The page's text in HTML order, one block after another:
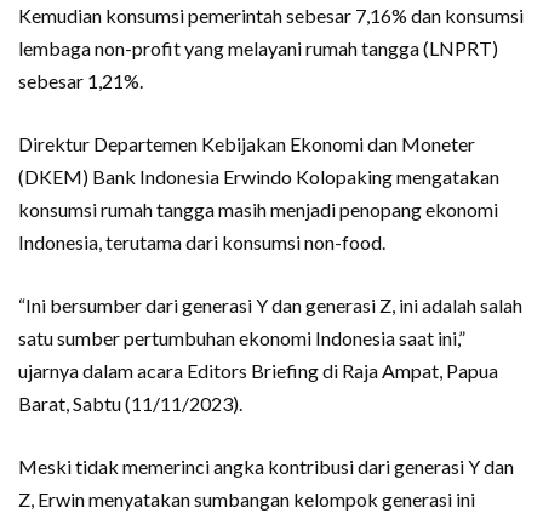
Kemudian konsumsi pemerintah sebesar 7,16% dan konsumsi
lembaga non-profit yang melayani rumah tangga (LNPRT)
sebesar 1,21%.
Direktur Departemen Kebijakan Ekonomi dan Moneter
(DKEM) Bank Indonesia Erwindo Kolopaking mengatakan
konsumsi rumah tangga masih menjadi penopang ekonomi
Indonesia, terutama dari konsumsi non-food.
“Ini bersumber dari generasi Y dan generasi Z, ini adalah salah
satu sumber pertumbuhan ekonomi Indonesia saat ini,”
ujarnya dalam acara Editors Briefing di Raja Ampat, Papua
Barat, Sabtu (11/11/2023).
Meski tidak memerinci angka kontribusi dari generasi Y dan
Z, Erwin menyatakan sumbangan kelompok generasi ini